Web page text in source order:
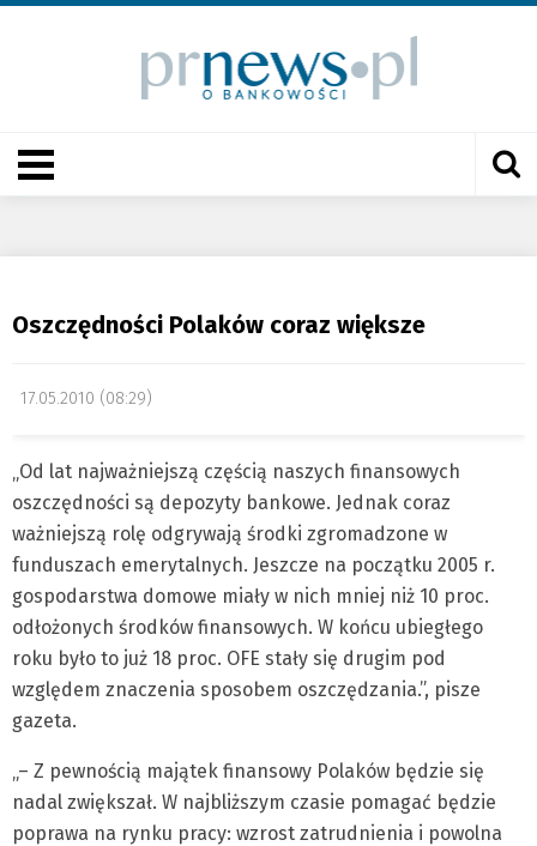
Oszczędności Polaków coraz większe
17.05.2010 (08:29)
„Od lat najważniejszą częścią naszych finansowych
oszczędności są depozyty bankowe. Jednak coraz
ważniejszą rolę odgrywają środki zgromadzone w
funduszach emerytalnych. Jeszcze na początku 2005 r.
gospodarstwa domowe miały w nich mniej niż 10 proc.
odłożonych środków finansowych. W końcu ubiegłego
roku było to już 18 proc. OFE stały się drugim pod
względem znaczenia sposobem oszczędzania.”, pisze
gazeta.
„– Z pewnością majątek finansowy Polaków będzie się
nadal zwiększał. W najbliższym czasie pomagać będzie
poprawa na rynku pracy: wzrost zatrudnienia i powolna